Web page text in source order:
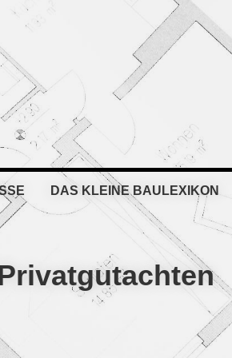
DAS KLEINE BAULEXIKON